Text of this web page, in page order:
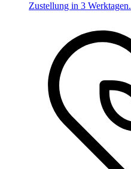
Zustellung in 3 Werktagen.